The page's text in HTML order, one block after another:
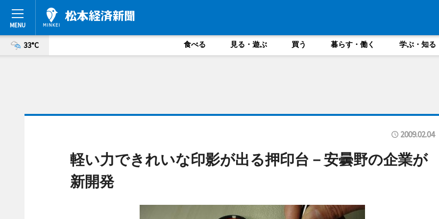
33°C 食べる 見る・遊ぶ 買う 暮らす・働く 学ぶ・知る
2009.02.04
軽い力できれいな印影が出る押印台－安曇野の企業が
新開発